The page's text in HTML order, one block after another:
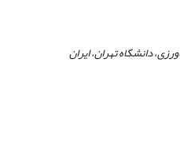
دانشگاه تهران، ایران